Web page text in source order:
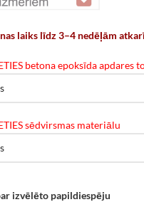
laiks līdz 3–4 nedēļām
betona epoksīda apdares
sēdvirsmas materiālu
izvēlēto papildiespēju